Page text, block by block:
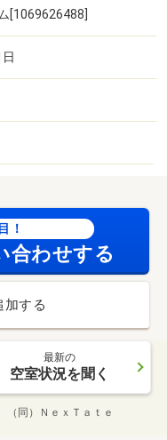
[1069626488]
！
合わせする
加する
最新の
空室状況を聞く
同）ＮｅｘＴａｔｅ